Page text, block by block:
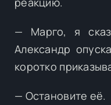
— Марго, я
Александр
коротко
— Остановите её.